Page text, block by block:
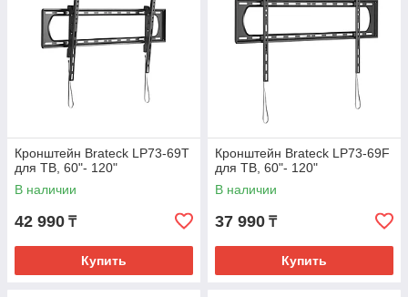
Кронштейн Brateck LP73-69T
для ТВ, 60"- 120"
В наличии
42 990 ₸
Купить
Кронштейн Brateck LP73-69F
для ТВ, 60"- 120"
В наличии
37 990 ₸
Купить